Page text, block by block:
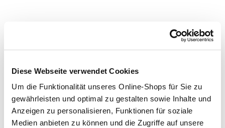
Diese Webseite verwendet Cookies
Um die Funktionalität unseres Online-Shops für Sie zu
gewährleisten und optimal zu gestalten sowie Inhalte und
Anzeigen zu personalisieren, Funktionen für soziale
Medien anbieten zu können und die Zugriffe auf unsere
Menge
In den Warenkorb